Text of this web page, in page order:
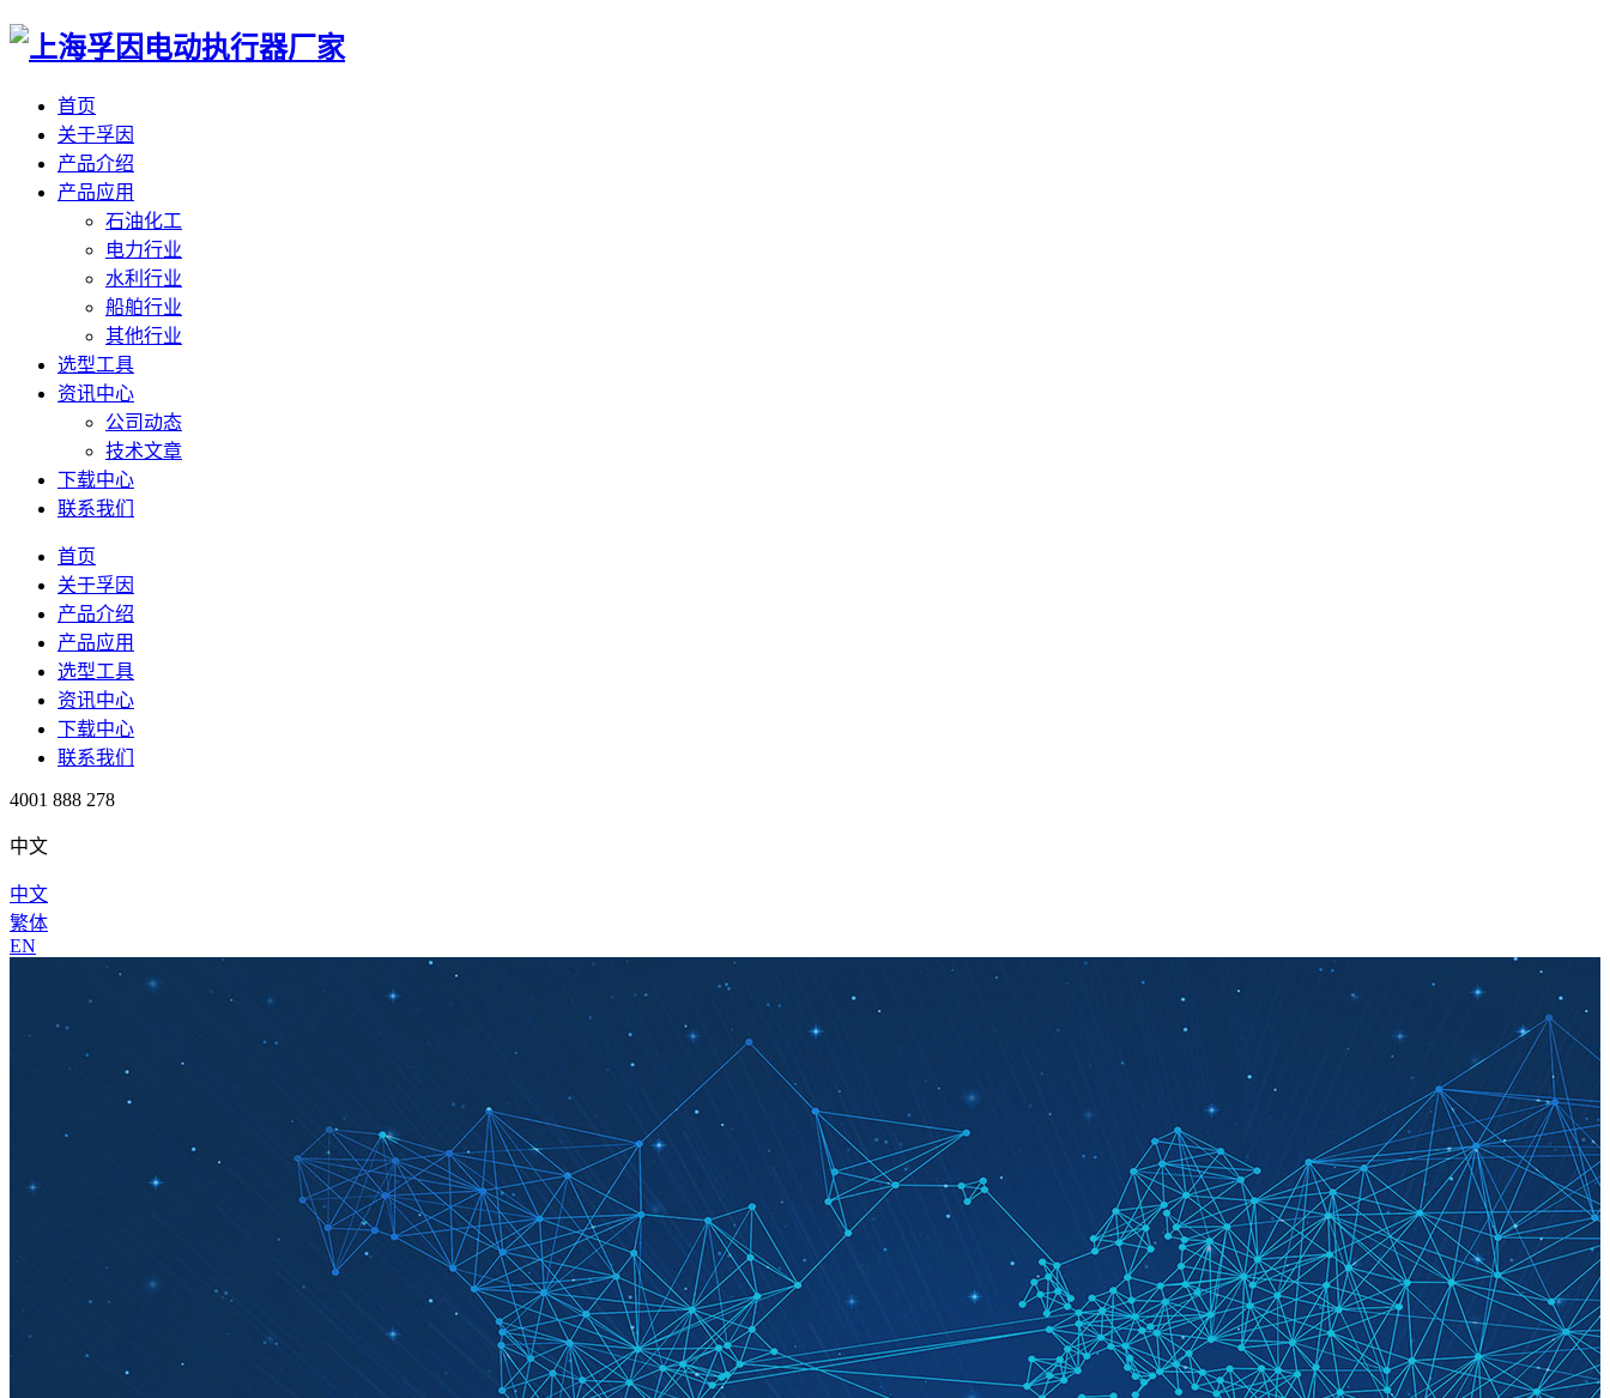
首页
关于孚因
产品介绍
产品应用
石油化工
电力行业
水利行业
船舶行业
其他行业
选型工具
资讯中心
公司动态
技术文章
下载中心
联系我们
首页
关于孚因
产品介绍
产品应用
选型工具
资讯中心
下载中心
联系我们
4001 888 278
中文
中文
繁体
EN